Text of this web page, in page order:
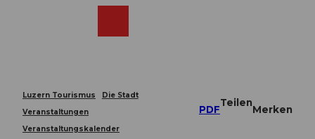
Luzern Tourismus
Die Stadt
Veranstaltungen
Veranstaltungskalender
PDF
Teilen
Merken